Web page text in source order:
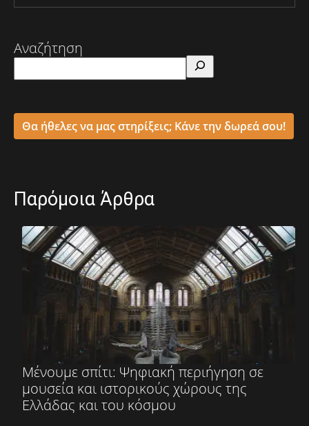
Αναζήτηση
Θα ήθελες να μας στηρίξεις; Κάνε την δωρεά σου!
Παρόμοια Άρθρα
Μένουμε σπίτι: Ψηφιακή περιήγηση σε
μουσεία και ιστορικούς χώρους της
Ελλάδας και του κόσμου